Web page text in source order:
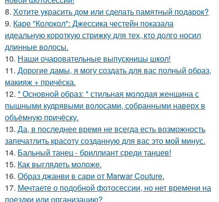
8. Хотите украсить дом или сделать памятный подарок?
9. Каре "Колокол": Джессика честейн показала
идеальную короткую стрижку для тех, кто долго носил
длинные волосы.
10. Наши очаровательные выпускницы школ!
11. Дорогие дамы, я могу создать для вас полный образ,
макияж + причёска.
12. * Основной образ: * стильная молодая женщина с
пышными кудрявыми волосами, собранными наверх в
объёмную причёску.
13. Да, в последнее время не всегда есть возможность
запечатлить красоту созданную для вас это мой минус.
14. Бальный танец - бриллиант среди танцев!
15. Как выглядеть моложе.
16. Образ джанви в сари от Marwar Couture.
17. Мечтаете о подобной фотосессии, но нет времени на
поездки или организацию?